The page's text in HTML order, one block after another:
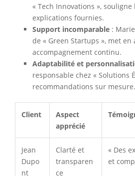
« Tech Innovations »,
explications fournies.
Support incomparable :
de « Green Startups », met en
accompagnement continu.
Adaptabilité et
responsable chez « Solutions
recommandations sur mesure.
Client
Aspect
apprécié
Jean
Dupo
nt
Clarté et
transparen
ce
« Des
et